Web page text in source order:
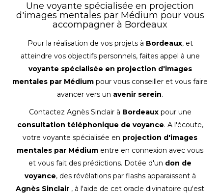
Une voyante spécialisée en projection
d'images mentales par Médium pour vous
accompagner à Bordeaux
Pour la réalisation de vos projets à Bordeaux, et
atteindre vos objectifs personnels, faites appel à une
voyante spécialisée en projection d'images
mentales par Médium pour vous conseiller et vous faire
avancer vers un avenir serein.
Contactez Agnès Sinclair à Bordeauxpour une
consultation téléphonique de voyance. A l'écoute,
votre voyante spécialisée en projection d'images
mentales par Médium entre en connexion avec vous
et vous fait des prédictions. Dotée d'un don de
voyance, des révélations par flashs apparaissent à
Agnès Sinclair , à l'aide de cet oracle divinatoire qu'est